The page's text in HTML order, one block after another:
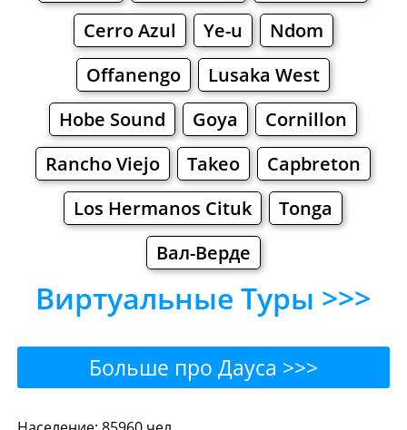
Cerro Azul
Ye-u
Ndom
Offanengo
Lusaka West
Hobe Sound
Goya
Cornillon
Rancho Viejo
Takeo
Capbreton
Los Hermanos Cituk
Tonga
Вал-Верде
Виртуальные Туры >>>
Больше про Дауса >>>